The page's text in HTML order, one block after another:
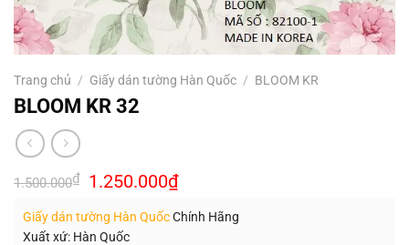
Trang chủ / Giấy dán tường Hàn Quốc / BLOOM KR
BLOOM KR 32
1.500.000₫ Giá
gốc
1.500.000₫.
1.250.000₫Giá
hiện
là:
Giấy dán tường Hàn QuốcChính Hãng
Xuất xứ: Hàn Quốc